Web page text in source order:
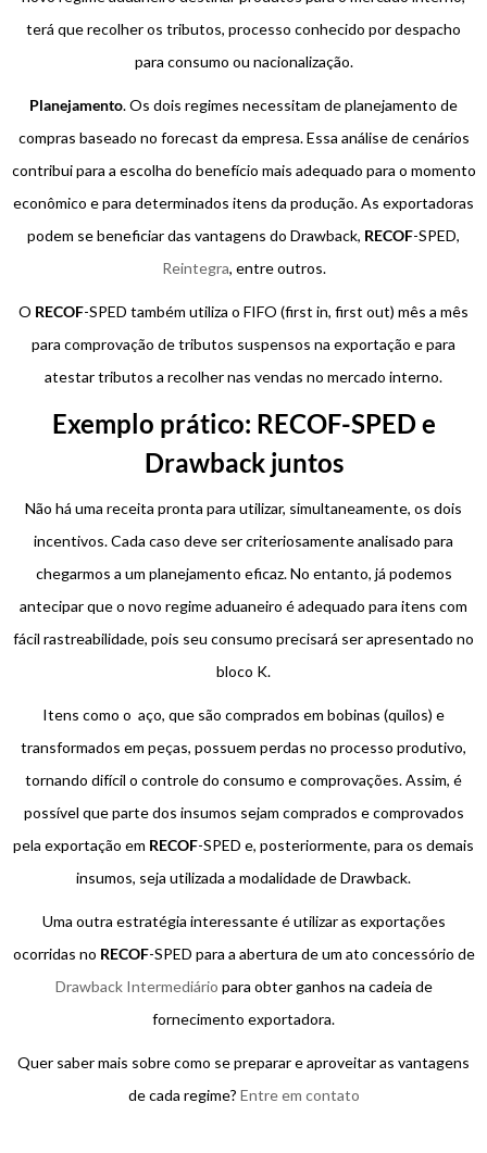
terá que recolher os tributos, processo conhecido por despacho
para consumo ou nacionalização.
Planejamento. Os dois regimes necessitam de planejamento de
compras baseado no forecast da empresa. Essa análise de cenários
contribui para a escolha do benefício mais adequado para o momento
econômico e para determinados itens da produção. As exportadoras
podem se beneficiar das vantagens do Drawback, RECOF-SPED,
Reintegra, entre outros.
O RECOF-SPED também utiliza o FIFO (first in, first out) mês a mês
para comprovação de tributos suspensos na exportação e para
atestar tributos a recolher nas vendas no mercado interno.
Exemplo prático: RECOF-SPED e
Drawback juntos
Não há uma receita pronta para utilizar, simultaneamente, os dois
incentivos. Cada caso deve ser criteriosamente analisado para
chegarmos a um planejamento eficaz. No entanto, já podemos
antecipar que o novo regime aduaneiro é adequado para itens com
fácil rastreabilidade, pois seu consumo precisará ser apresentado no
bloco K.
Itens como o aço, que são comprados em bobinas (quilos) e
transformados em peças, possuem perdas no processo produtivo,
tornando difícil o controle do consumo e comprovações. Assim, é
possível que parte dos insumos sejam comprados e comprovados
pela exportação em RECOF-SPED e, posteriormente, para os demais
insumos, seja utilizada a modalidade de Drawback.
Uma outra estratégia interessante é utilizar as exportações
ocorridas no RECOF-SPED para a abertura de um ato concessório de
Drawback Intermediário para obter ganhos na cadeia de
fornecimento exportadora.
Quer saber mais sobre como se preparar e aproveitar as vantagens
de cada regime? Entre em contato